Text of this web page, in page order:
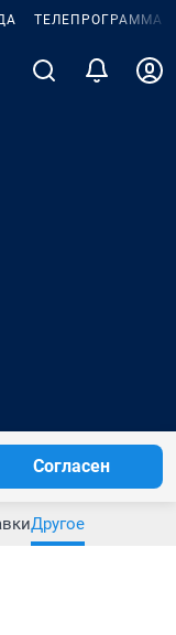
ТЕЛЕПРОГРАММА
Согласен
Другое